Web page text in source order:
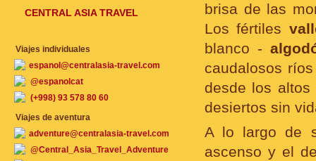
brisa de las
Los fértiles
blanco -
caudalosos
desde los
desiertos sin
A lo largo de
ascenso y el
CENTRAL ASIA TRAVEL
Viajes individuales
espanol@centralasia-travel.com
@espanolcat
(+998) 93 578 80 60
Viajes de aventura
adventure@centralasia-travel.com
@Central_Asia_Travel_Adventure